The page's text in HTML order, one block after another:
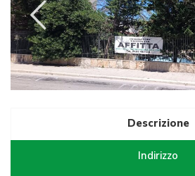
Descrizione
Indirizzo